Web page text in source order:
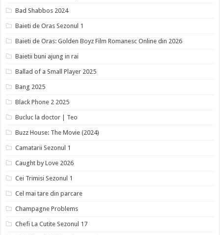
Bad Shabbos 2024
Baieti de Oras Sezonul 1
Baieti de Oras: Golden Boyz Film Romanesc Online din 2026
Baietii buni ajung in rai
Ballad of a Small Player 2025
Bang 2025
Black Phone 2 2025
Bucluc la doctor | Teo
Buzz House: The Movie (2024)
Camatarii Sezonul 1
Caught by Love 2026
Cei Trimisi Sezonul 1
Cel mai tare din parcare
Champagne Problems
Chefi La Cutite Sezonul 17